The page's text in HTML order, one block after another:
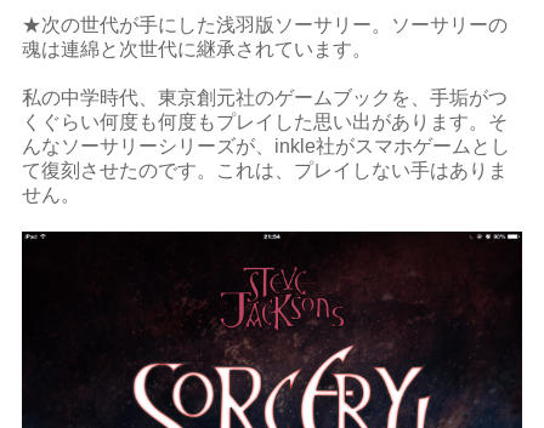
★次の世代が手にした浅羽版ソーサリー。ソーサリーの
魂は連綿と次世代に継承されています。
私の中学時代、東京創元社のゲームブックを、手垢がつ
くぐらい何度も何度もプレイした思い出があります。そ
んなソーサリーシリーズが、inkle社がスマホゲームとし
て復刻させたのです。これは、プレイしない手はありま
せん。